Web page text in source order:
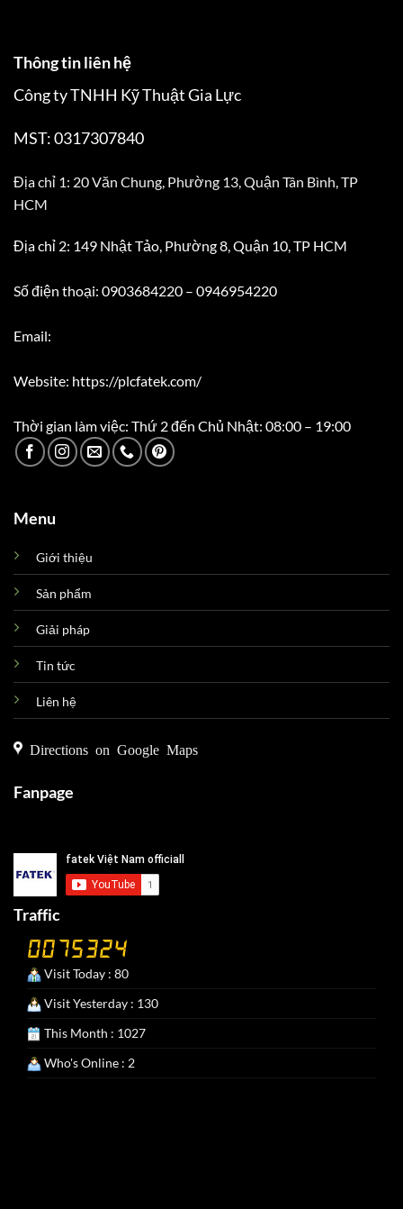
Thông tin liên hệ
Công ty TNHH Kỹ Thuật Gia Lực
MST: 0317307840
Địa chỉ 1: 20 Văn Chung, Phường 13, Quận Tân Bình, TP
HCM
Địa chỉ 2: 149 Nhật Tảo, Phường 8, Quận 10, TP HCM
Số điện thoại: 0903684220 – 0946954220
Email:
Website: https://plcfatek.com/
Thời gian làm việc: Thứ 2 đến Chủ Nhật: 08:00 – 19:00
Menu
Giới thiệu
Sản phẩm
Giải pháp
Tin tức
Liên hệ
Directions on Google Maps
Fanpage
Traffic
Visit Today : 80
Visit Yesterday : 130
This Month : 1027
Who's Online : 2